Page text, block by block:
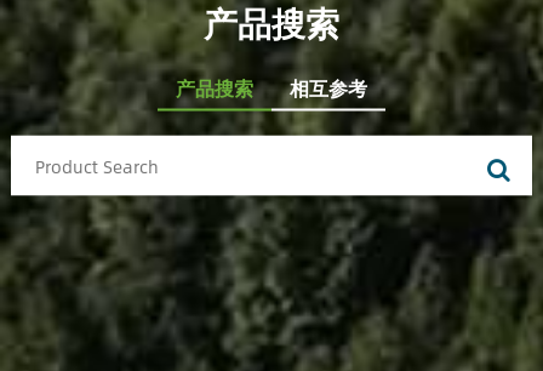
产品搜索
产品搜索 相互参考